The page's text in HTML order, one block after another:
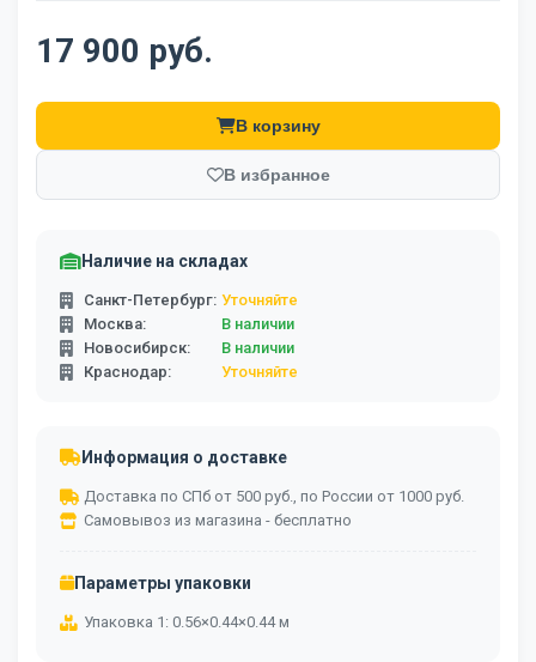
17 900 руб.
В корзину
В избранное
Наличие на складах
Санкт-Петербург: Уточняйте
Москва:
В наличии
Новосибирск:
В наличии
Краснодар:
Уточняйте
Информация о доставке
Доставка по СПб от 500 руб., по России от 1000 руб.
Самовывоз из магазина - бесплатно
Параметры упаковки
Упаковка 1: 0.56×0.44×0.44 м